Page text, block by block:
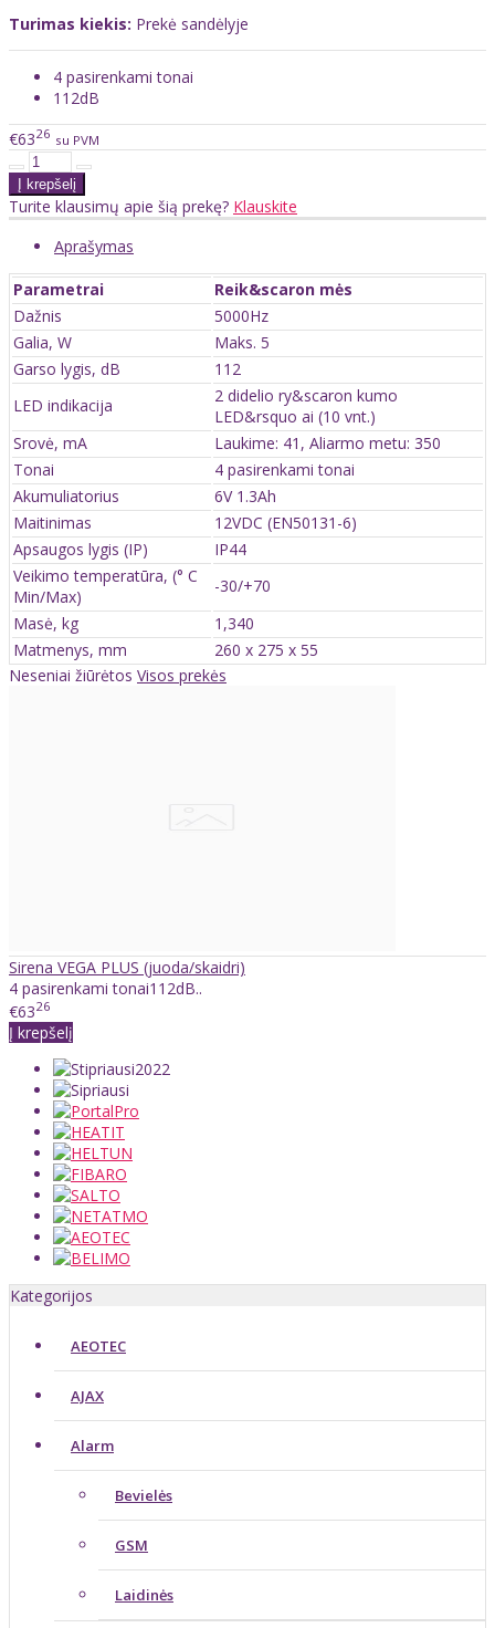
Turimas kiekis: Prekė sandėlyje
4 pasirenkami tonai
112dB
€6326 su PVM
Turite klausimų apie šią prekę? Klauskite
Aprašymas
Parametrai
Reik&scaron mės
Dažnis
5000Hz
Galia, W
Maks. 5
Garso lygis, dB
112
LED indikacija
2 didelio ry&scaron kumo
LED&rsquo ai (10 vnt.)
Srovė, mA
Laukime: 41, Aliarmo metu: 350
Tonai
4 pasirenkami tonai
Akumuliatorius
6V 1.3Ah
Maitinimas
12VDC (EN50131-6)
Apsaugos lygis (IP)
IP44
Veikimo temperatūra, (° C
Min/Max)
-30/+70
Masė, kg
1,340
Matmenys, mm
260 x 275 x 55
Neseniai žiūrėtos Visos prekės
Sirena VEGA PLUS (juoda/skaidri)
4 pasirenkami tonai112dB..
€6326
Į krepšelį
Kategorijos
AEOTEC
AJAX
Alarm
Bevielės
GSM
Laidinės